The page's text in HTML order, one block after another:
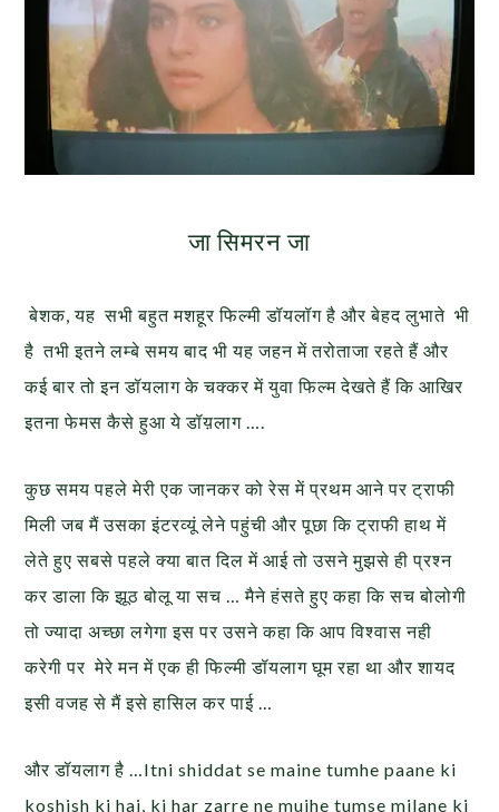
जा सिमरन जा
बेशक, यह सभी बहुत मशहूर फिल्मी डॉयलॉग है और बेहद लुभाते भी
है तभी इतने लम्बे समय बाद भी यह जहन में तरोताजा रहते हैं और
कई बार तो इन डॉयलाग के चक्कर में युवा फिल्म देखते हैं कि आखिर
इतना फेमस कैसे हुआ ये डॉय़लाग ….
कुछ समय पहले मेरी एक जानकर को रेस में प्रथम आने पर ट्राफी
मिली जब मैं उसका इंटरव्यूं लेने पहुंची और पूछा कि ट्राफी हाथ में
लेते हुए सबसे पहले क्या बात दिल में आई तो उसने मुझसे ही प्रश्न
कर डाला कि झूठ बोलू या सच … मैने हंसते हुए कहा कि सच बोलोगी
तो ज्यादा अच्छा लगेगा इस पर उसने कहा कि आप विश्वास नही
करेगी पर मेरे मन में एक ही फिल्मी डॉयलाग घूम रहा था और शायद
इसी वजह से मैं इसे हासिल कर पाई …
और डॉयलाग है …Itni shiddat se maine tumhe paane ki
koshish ki hai, ki har zarre ne mujhe tumse milane ki